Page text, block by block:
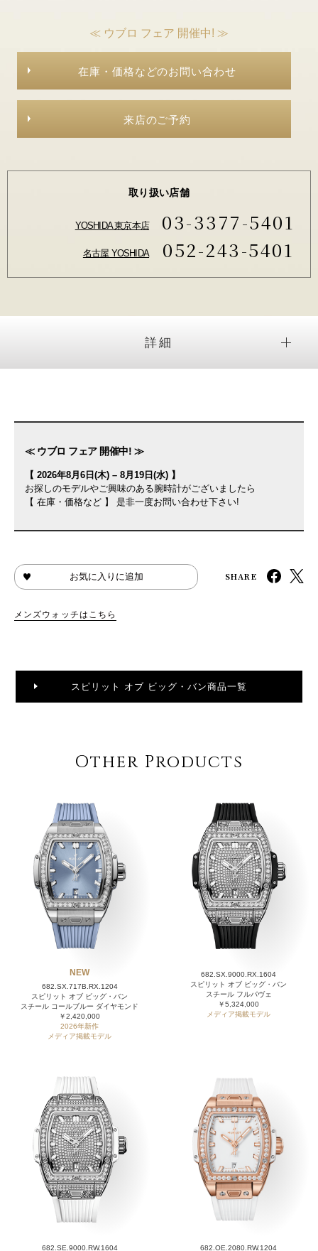
≪ ウブロ フェア 開催中! ≫
在庫・価格などのお問い合わせ
来店のご予約
取り扱い店舗
YOSHIDA 東京本店 03-3377-5401
名古屋 YOSHIDA 052-243-5401
詳細
≪ ウブロ フェア 開催中! ≫
【 2026年8月6日(木) – 8月19日(水) 】
お探しのモデルやご興味のある腕時計がございましたら
【 在庫・価格など 】 是非一度お問い合わせ下さい!
お気に入りに追加 SHARE
メンズウォッチはこちら
スピリット オブ ビッグ・バン商品一覧
Other Products
NEW
682.SX.717B.RX.1204
スピリット オブ ビッグ・バン
スチール コールブルー ダイヤモンド
￥2,420,000
2026年新作
メディア掲載モデル
682.SX.9000.RX.1604
スピリット オブ ビッグ・バン
スチール フルパヴェ
￥5,324,000
メディア掲載モデル
682.SE.9000.RW.1604 682.OE.2080.RW.1204